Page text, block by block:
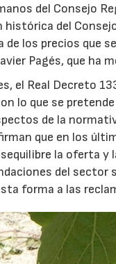
del Consejo
histórica del
de los precios que
Pagés, que
el Real Decreto
lo que se
de la
que en los
la oferta y
del sector
forma a las